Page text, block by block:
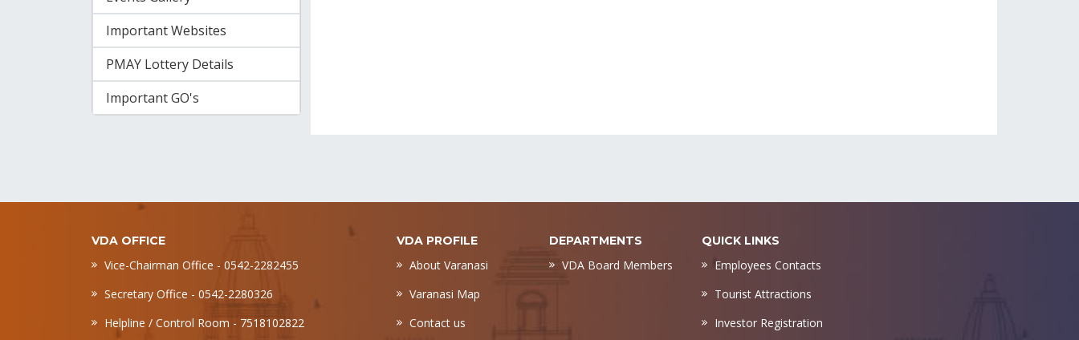
Important Websites
PMAY Lottery Details
Important GO's
VDA OFFICE
Vice-Chairman Office - 0542-2282455
Secretary Office - 0542-2280326
Helpline / Control Room - 7518102822
VDA PROFILE
About Varanasi
Varanasi Map
Contact us
DEPARTMENTS
VDA Board Members
QUICK LINKS
Employees Contacts
Tourist Attractions
Investor Registration